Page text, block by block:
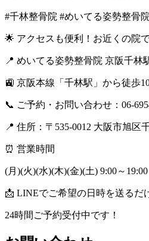
#千林整骨院 #めいてる姿勢整骨院
🌟 アクセスも便利！お近くの院
📍 めいてる姿勢整骨院 京阪千林
🚉 京阪本線「千林駅」から徒歩
📞 ご予約・お問い合わせ：06-
📍 住所：〒535-0012 大阪市旭区
⏰ 営業時間
(月)(火)(水)(木)(金)(土) 9:00～19:00
📩 LINEでご希望の日時を送るだ
24時間ご予約受付中です！